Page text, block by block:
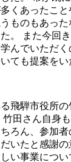
くあったこ
ものもあっ
。 また今回
んでいただ
ても提案をい
飛騨市役所
田さん自身
ろん、参加
いたと感謝
い事業につ